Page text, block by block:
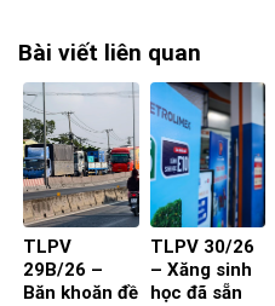
Bài viết liên quan
TLPV
29B/26 –
Băn khoăn đề
TLPV 30/26
– Xăng sinh
học đã sẵn